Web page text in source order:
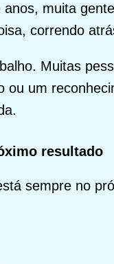
muita
correndo
Muitas
um
resultado
sempre no